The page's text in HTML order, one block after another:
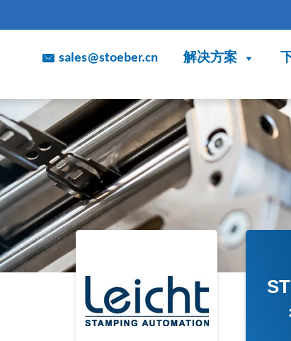
sales@stoeber.cn 解决方案